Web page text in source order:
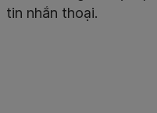
tin nhắn thoại.